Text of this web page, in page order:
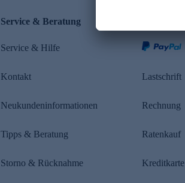
Service & Beratung
Service & Hilfe
Kontakt
Neukundeninformationen
Tipps & Beratung
Storno & Rücknahme
Lastschrift
Rechnung
Ratenkauf
Kreditkarte